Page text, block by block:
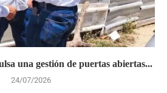
una gestión de puertas abiertas...
24/07/2026